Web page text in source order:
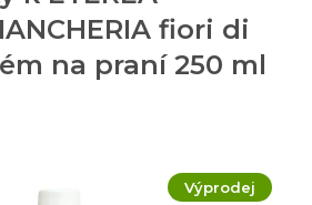
fiori di
na praní 250 ml
Výprodej